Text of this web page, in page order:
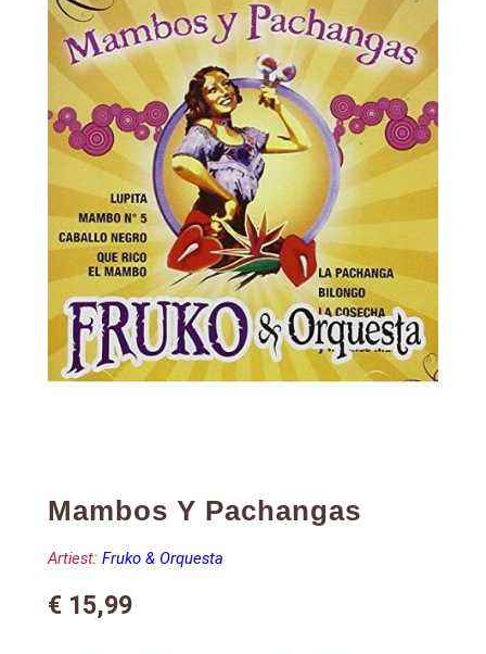
Mambos Y Pachangas
Artiest: Fruko & Orquesta
€15,99